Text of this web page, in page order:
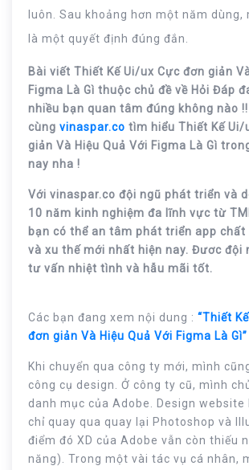
luôn. Sau khoảng hơn một năm dùng,
là một quyết định đúng đắn.
Bài viết Thiết Kế Ui/ux Cực đơn giản
Figma Là Gì thuộc chủ đề về Hỏi Đáp
nhiều bạn quan tâm đúng không nào !!
cùng vinaspar.co tìm hiểu Thiết Kế Ui/
giản Và Hiệu Quả Với Figma Là Gì
nay nha !
Với vinaspar.co đội ngũ phát triển và
10 năm kinh nghiệm đa lĩnh vực từ
bạn có thể an tâm phát triển app
và xu thế mới nhất hiện nay. Đươc đội
tư vấn nhiệt tình và hẫu mãi tốt.
Các bạn đang xem nội dung : “Thiết
đơn giản Và Hiệu Quả Với Figma Là Gì”
Khi chuyển qua công ty mới, mình
công cụ design. Ở công ty cũ, mình
danh mục của Adobe. Design website
chỉ quay qua quay lại Photoshop và
điểm đó XD của Adobe vẫn còn thiếu
năng). Trong một vài tác vụ cá nhân,